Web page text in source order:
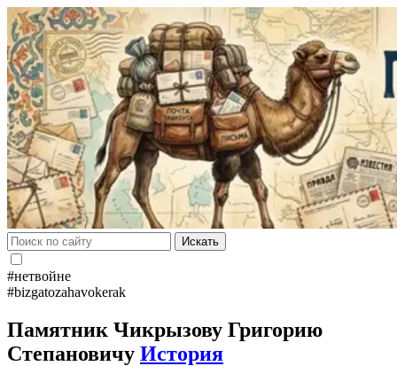
Искать
#нетвойне
#bizgatozahavokerak
Памятник Чикрызову Григорию
Степановичу История